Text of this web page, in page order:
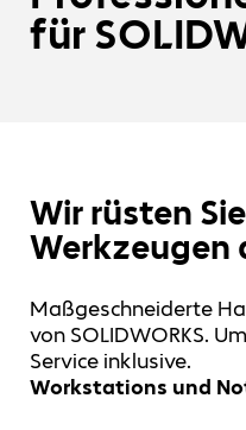
für
Wir rüsten
Werkzeugen
Maßgeschneiderte
von SOLIDWORKS.
Service inklusive.
Workstations und